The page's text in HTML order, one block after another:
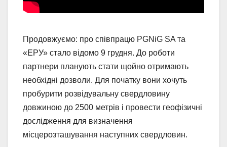
Продовжуємо: про співпрацю PGNiG SA та
«ЕРУ» стало відомо 9 грудня. До роботи
партнери планують стати щойно отримають
необхідні дозволи. Для початку вони хочуть
пробурити розвідувальну свердловину
довжиною до 2500 метрів і провести геофізичні
дослідження для визначення
місцерозташування наступних свердловин.